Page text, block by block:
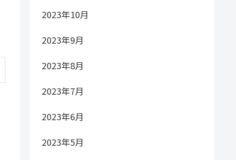
2023年10月
2023年9月
2023年8月
2023年7月
2023年6月
2023年5月